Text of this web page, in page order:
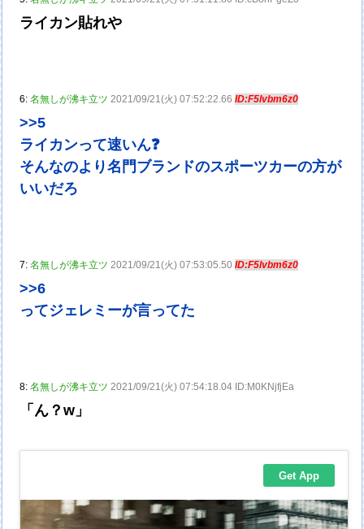
ライカン貼れや
6:名無しが沸キ立ツ 2021/09/21(火) 07:52:22.66ID:F5lvbm6z0
>>5
ライカンって速いん❓
そんなのより名門ブランドのスポーツカーの方が
いいだろ
7:名無しが沸キ立ツ 2021/09/21(火) 07:53:05.50ID:F5lvbm6z0
>>6
ってジェレミーが言ってた
8:名無しが沸キ立ツ 2021/09/21(火) 07:54:18.04 ID:M0KNjfjEa
「ん？w」